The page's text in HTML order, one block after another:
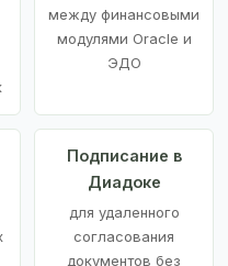
между финансовыми
модулями Oracle и
ЭДО
Подписание в
Диадоке
для удаленного
согласования
документов без